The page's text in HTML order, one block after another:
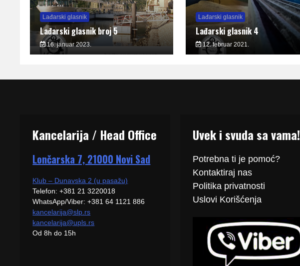
Lađarski glasnik
Lađarski glasnik broj 5
16. januar 2023.
Lađarski glasnik
Lađarski glasnik 4
12. februar 2021.
Kancelarija / Head Office
Lončarska 7, 21000 Novi Sad
Klub – Dunavska 2 (u pasažu)
Telefon: +381 21 3220018
WhatsApp/Viber: +381 64 1121 886
kancelarija@slp.rs
kancelarija@upls.rs
Od 8h do 15h
Uvek i svuda sa vama!
Potrebna ti je pomoć?
Kontaktiraj nas
Politika privatnosti
Uslovi Korišćenja